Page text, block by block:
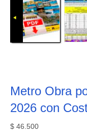
Metro Obra
2026 con
$ 46.500